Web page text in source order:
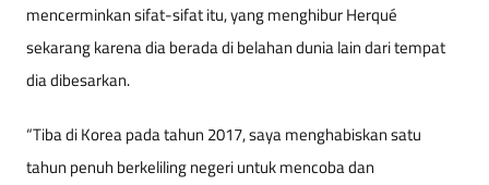
mencerminkan sifat-sifat itu, yang menghibur Herqué
sekarang karena dia berada di belahan dunia lain dari tempat
dia dibesarkan.
“Tiba di Korea pada tahun 2017, saya menghabiskan satu
tahun penuh berkeliling negeri untuk mencoba dan